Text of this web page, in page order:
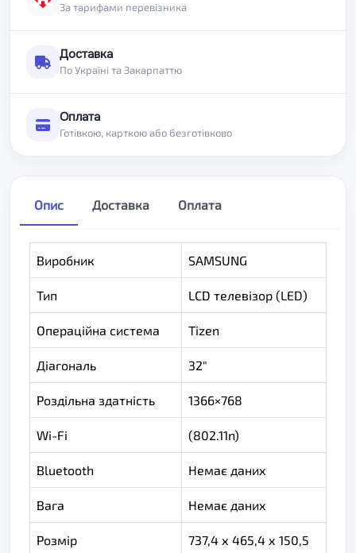
За тарифами перевізника
Доставка
По Україні та Закарпаттю
Оплата
Готівкою, карткою або безготівково
Опис Доставка Оплата
Виробник SAMSUNG
Тип LCD телевізор (LED)
Операційна система Tizen
Діагональ 32"
Роздільна здатність 1366×768
Wi-Fi (802.11n)
Bluetooth Немає даних
Вага Немає даних
Розмір
737,4 х 465,4 х 150,5